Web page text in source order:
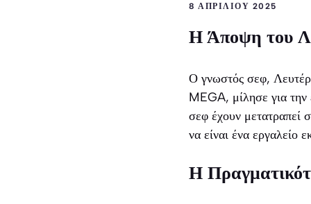
8 ΑΠΡΙΛΊΟΥ 2025
Η Άποψη του
Ο γνωστός σεφ,
MEGA, μίλησε για την
σεφ έχουν μετατραπεί
να είναι ένα εργαλείο
Η